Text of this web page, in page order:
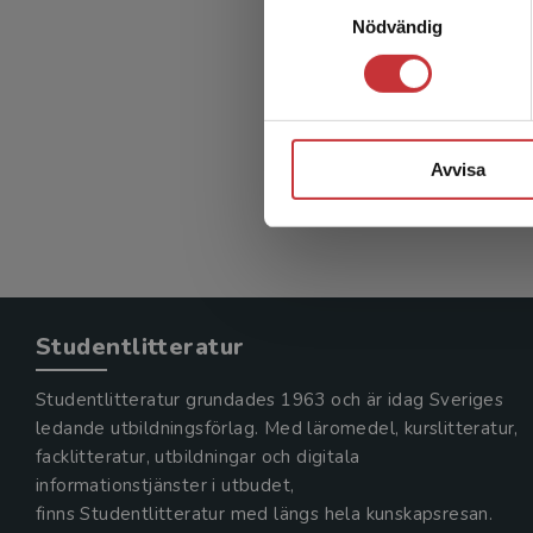
Nödvändig
Avvisa
Exkl.
Studentlitteratur
Studentlitteratur grundades 1963 och är idag Sveriges
ledande utbildningsförlag. Med läromedel, kurslitteratur,
facklitteratur, utbildningar och digitala
informationstjänster i utbudet,
finns Studentlitteratur med längs hela kunskapsresan.